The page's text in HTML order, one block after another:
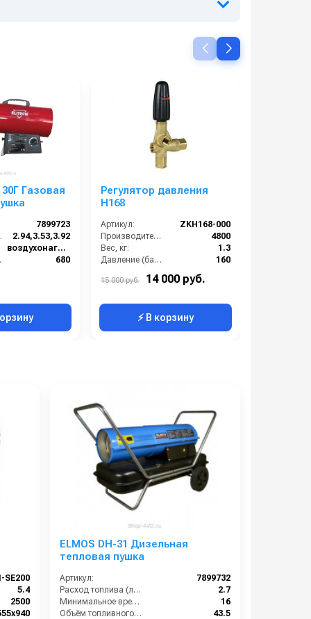
Газовая
7899723
ч):
2.94,3.53,3.92
воздухонагреватель
680
Регулятор давления
H168
Артикул:
ZKH168-000
Производительность (л/ч):
4800
Вес, кг:
1.3
Давление (бар):
160
Италия
15 000 руб. 14 000 руб.
⚡ В корзину
SE200
5.4
2500
ELMOS DH-31 Дизельная
тепловая пушка
Артикул:
7899732
Расход топлива (л/ч):
2.7
Минимальное время работы при полном баке (ч):
16
Объём топливного бака (л):
43.5